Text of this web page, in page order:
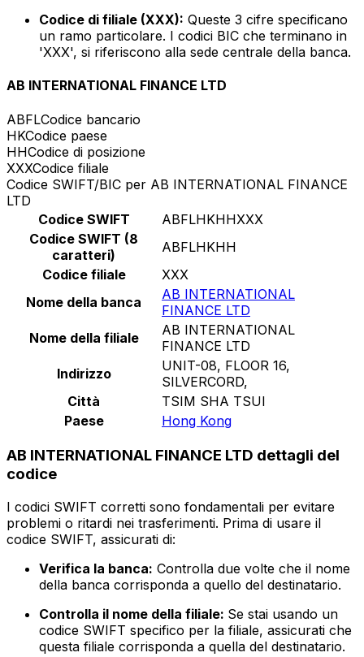
Codice di filiale (XXX): Queste 3 cifre specificano
un ramo particolare. I codici BIC che terminano in
'XXX', si riferiscono alla sede centrale della banca.
AB INTERNATIONAL FINANCE LTD
ABFLCodice bancario
HKCodice paese
HHCodice di posizione
XXXCodice filiale
Codice SWIFT/BIC per AB INTERNATIONAL FINANCE
LTD
Codice SWIFT
ABFLHKHHXXX
Codice SWIFT (8
caratteri)
ABFLHKHH
Codice filiale
XXX
Nome della banca
AB INTERNATIONAL
FINANCE LTD
Nome della filiale
AB INTERNATIONAL
FINANCE LTD
Indirizzo
UNIT-08, FLOOR 16,
SILVERCORD,
Città
TSIM SHA TSUI
Paese
Hong Kong
AB INTERNATIONAL FINANCE LTD dettagli del
codice
I codici SWIFT corretti sono fondamentali per evitare
problemi o ritardi nei trasferimenti. Prima di usare il
codice SWIFT, assicurati di:
Verifica la banca: Controlla due volte che il nome
della banca corrisponda a quello del destinatario.
Controlla il nome della filiale: Se stai usando un
codice SWIFT specifico per la filiale, assicurati che
questa filiale corrisponda a quella del destinatario.